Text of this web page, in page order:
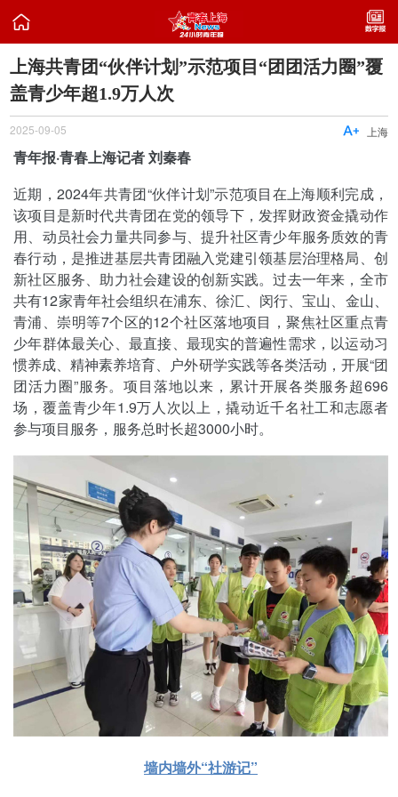

上海共青团“伙伴计划”示范项目“团团活力圈”覆
盖青少年超1.9万人次
2025-09-05 上海

青年报·青春上海记者 刘秦春
近期，2024年共青团“伙伴计划”示范项目在上海顺利完成，
该项目是新时代共青团在党的领导下，发挥财政资金撬动作
用、动员社会力量共同参与、提升社区青少年服务质效的青
春行动，是推进基层共青团融入党建引领基层治理格局、创
新社区服务、助力社会建设的创新实践。过去一年来，全市
共有12家青年社会组织在浦东、徐汇、闵行、宝山、金山、
青浦、崇明等7个区的12个社区落地项目，聚焦社区重点青
少年群体最关心、最直接、最现实的普遍性需求，以运动习
惯养成、精神素养培育、户外研学实践等各类活动，开展“团
团活力圈”服务。项目落地以来，累计开展各类服务超696
场，覆盖青少年1.9万人次以上，撬动近千名社工和志愿者
参与项目服务，服务总时长超3000小时。
墙内墙外“社游记”